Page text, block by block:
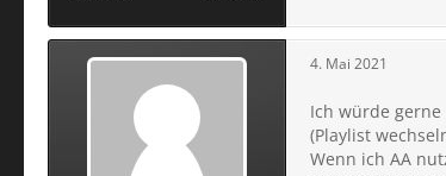
4. Mai 2021
Ich würde
(Playlist
Wenn ich AA